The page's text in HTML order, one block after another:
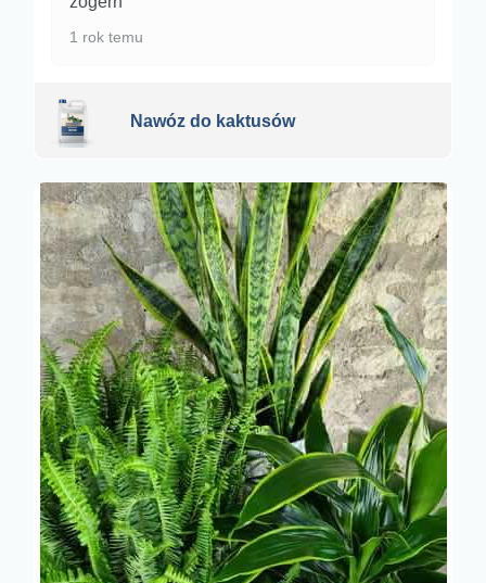
1 rok temu
Nawóz do kaktusów